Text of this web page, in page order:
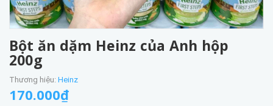
Bột ăn dặm Heinz của Anh hộp
200g
Thương hiệu: Heinz
170.000₫